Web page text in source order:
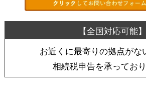
お近くに最寄りの拠点がな
相続税申告を承っており